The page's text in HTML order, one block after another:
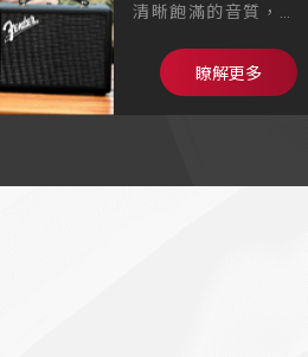
清晰飽滿的音質，忠
美式經典Fender吉他
音箱外型
木製箱體搭配手工裱
瞭解更多